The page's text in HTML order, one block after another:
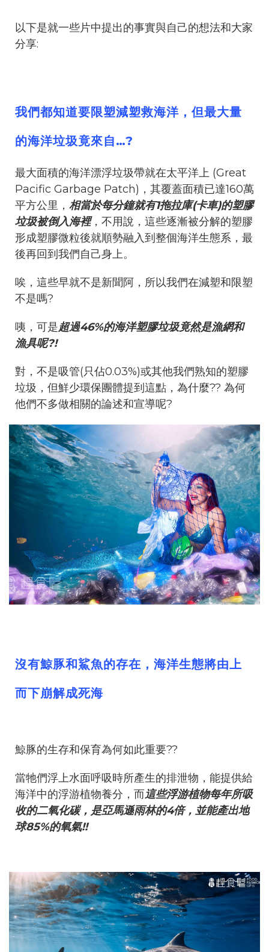
以下是就一些片中提出的事實與自己的想法和大家
分享:
我們都知道要限塑減塑救海洋，但最大量
的海洋垃圾竟來自…?
最大面積的海洋漂浮垃圾帶就在太平洋上 (Great
Pacific Garbage Patch)，其覆蓋面積已達160萬
平方公里， 相當於每分鐘就有1拖拉庫(卡車)的塑膠
垃圾被倒入海裡，不用說，這些逐漸被分解的塑膠
形成塑膠微粒後就順勢融入到整個海洋生態系，最
後再回到我們自己身上。
唉，這些早就不是新聞阿，所以我們在減塑和限塑
不是嗎?
咦，可是超過46%的海洋塑膠垃圾竟然是漁網和
漁具呢?!
對，不是吸管(只佔0.03%)或其他我們熟知的塑膠
垃圾，但鮮少環保團體提到這點，為什麼?? 為何
他們不多做相關的論述和宣導呢?
沒有鯨豚和鯊魚的存在，海洋生態將由上
而下崩解成死海
鯨豚的生存和保育為何如此重要??
當牠們浮上水面呼吸時所產生的排泄物，能提供給
海洋中的浮游植物養分，而這些浮游植物每年所吸
收的二氧化碳，是亞馬遜雨林的4倍，並能產出地
球85%的氧氣!!